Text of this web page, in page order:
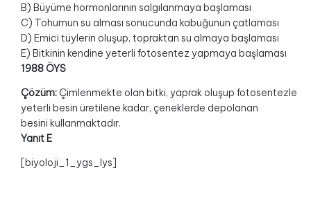
B) Büyüme hormonlarının salgılanmaya başlaması
C) Tohumun su alması sonucunda kabuğunun çatlaması
D) Emici tüylerin oluşup, topraktan su almaya başlaması
E) Bitkinin kendine yeterli fotosentez yapmaya başlaması
1988 ÖYS
Çözüm:Çimlenmekte olan bitki, yaprak oluşup fotosentezle
yeterli besin üretilene kadar, çeneklerde depolanan
besini kullanmaktadır.
Yanıt E
[biyoloji_1_ygs_lys]